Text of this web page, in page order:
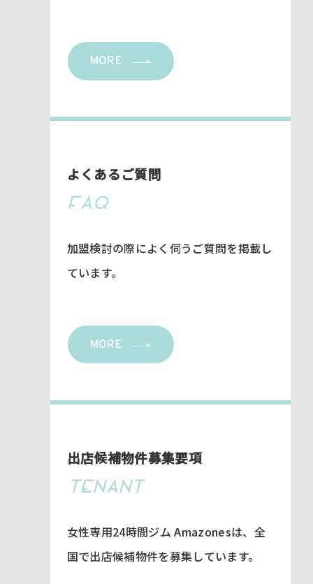
MORE
よくあるご質問
FAQ
加盟検討の際によく伺うご質問を掲載し
ています。
MORE
出店候補物件募集要項
TENANT
女性専用24時間ジム Amazonesは、全
国で出店候補物件を募集しています。